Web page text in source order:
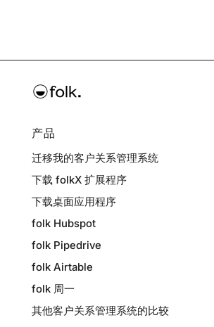
产品
迁移我的客户关系管理系统
下载 folkX 扩展程序
下载桌面应用程序
folk Hubspot
folk Pipedrive
folk Airtable
folk 周一
其他客户关系管理系统的比较